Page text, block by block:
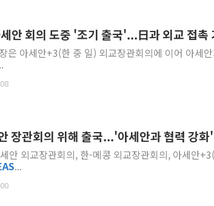
안 회의 도중 '조기 출국'...日과 외교 접촉
은 아세안+3(한 중 일) 외교장관회의에 이어 아세
장관회의 위해 출국...'아세안과 협력 강화
안 외교장관회의, 한-메콩 외교장관회의, 아세안
...